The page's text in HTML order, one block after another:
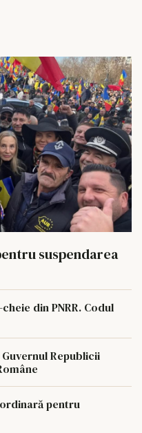
suspendarea
din PNRR. Codul
Guvernul Republicii
pentru